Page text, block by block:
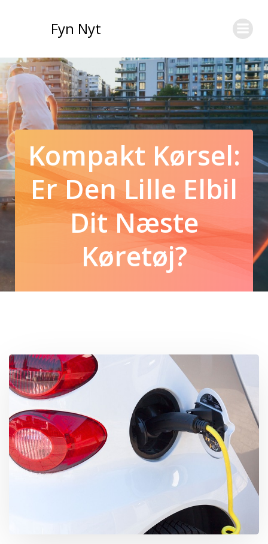
Fyn Nyt
Kompakt Kørsel:
Er Den Lille Elbil
Dit Næste
Køretøj?